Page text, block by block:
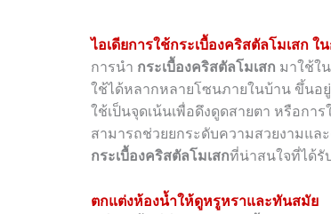
ไอเดียการใช้กระเบื้องคริสตัลโมเสก ใ
การนำ กระเบื้องคริสตัลโมเสก มาใช้ใ
ใช้ได้หลากหลายโซนภายในบ้าน ขึ้นอ
ใช้เป็นจุดเน้นเพื่อดึงดูดสายตา หรือกา
สามารถช่วยยกระดับความสวยงามแล
กระเบื้องคริสตัลโมเสกที่น่าสนใจที่ได้รั
ตกแต่งห้องน้ำให้ดูหรูหราและทันสมัย